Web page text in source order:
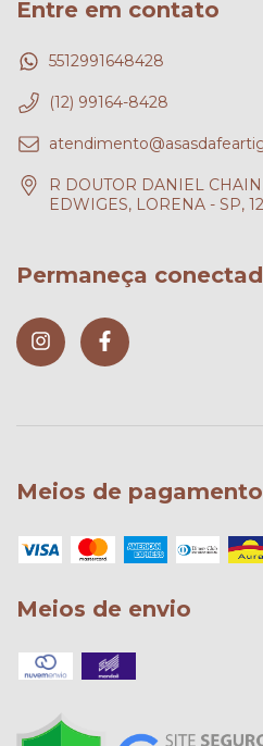
Entre em contato
5512991648428
(12) 99164-8428
R DOUTOR DANIEL
EDWIGES, LORENA - SP,
Permaneça
Meios de pagamento
Meios de envio